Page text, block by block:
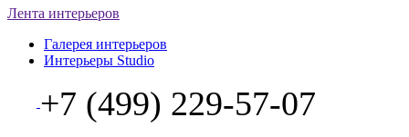
Лента интерьеров
Галерея интерьеров
Интерьеры Studio
+7 (499) 229-57-07